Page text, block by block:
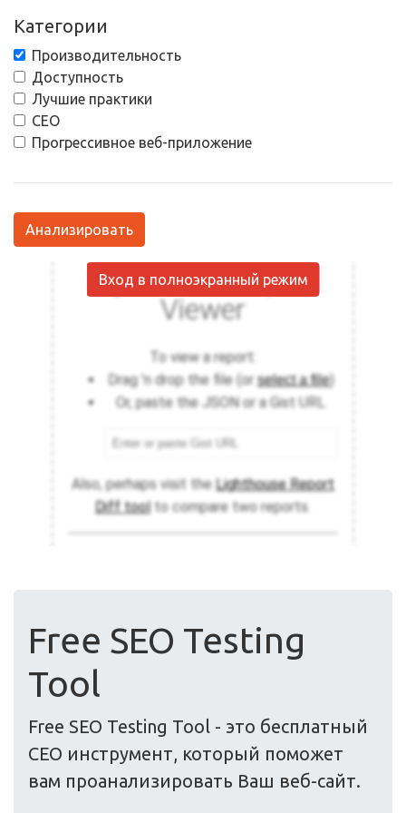
Категории
Производительность
Доступность
Лучшие практики
СЕО
Прогрессивное веб-приложение
Анализировать
Вход в полноэкранный режим
Free SEO Testing
Tool
Free SEO Testing Tool - это бесплатный
СЕО инструмент, который поможет
вам проанализировать Ваш веб-сайт.